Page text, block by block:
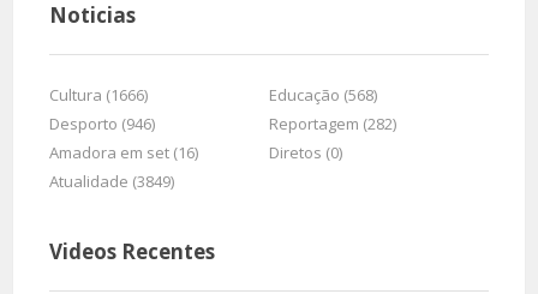
Noticias
Cultura (1666)
Educação (568)
Desporto (946)
Reportagem (282)
Amadora em set (16)
Diretos (0)
Atualidade (3849)
Videos Recentes